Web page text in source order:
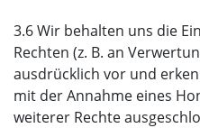
3.6 Wir behalten uns die
Rechten (z. B. an
ausdrücklich vor und
mit der Annahme eines
weiterer Rechte